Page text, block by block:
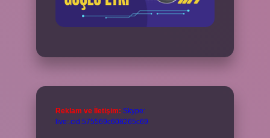
Reklam ve İletişim: Skype:
live:.cid.575569c608265c69